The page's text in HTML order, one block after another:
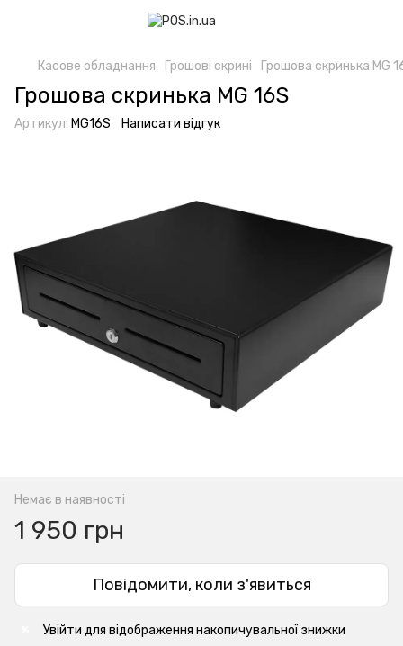
Касове обладнання Грошові скрині Грошова скринька MG
Грошова скринька MG 16S
Артикул: MG16S Написати відгук
Немає в наявності
1 950 грн
Повідомити, коли з'явиться
Увійти для відображення накопичувальної знижки